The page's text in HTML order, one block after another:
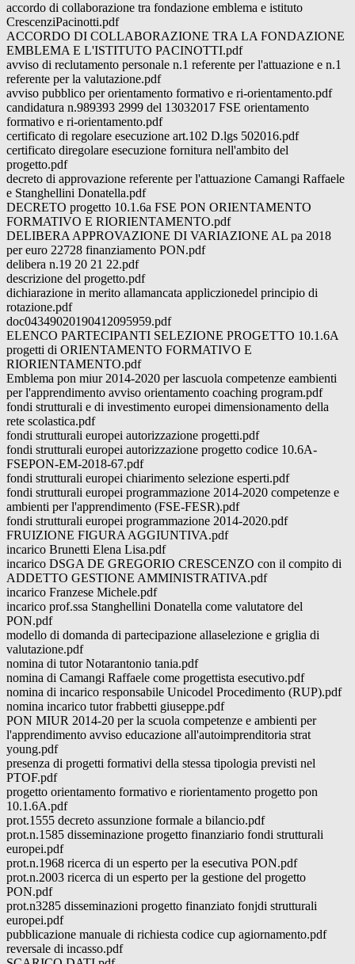
accordo di collaborazione tra fondazione emblema e istituto
CrescenziPacinotti.pdf
ACCORDO DI COLLABORAZIONE TRA LA FONDAZIONE
EMBLEMA E L'ISTITUTO PACINOTTI.pdf
avviso di reclutamento personale n.1 referente per l'attuazione e n.1
referente per la valutazione.pdf
avviso pubblico per orientamento formativo e ri-orientamento.pdf
candidatura n.989393 2999 del 13032017 FSE orientamento
formativo e ri-orientamento.pdf
certificato di regolare esecuzione art.102 D.lgs 502016.pdf
certificato diregolare esecuzione fornitura nell'ambito del
progetto.pdf
decreto di approvazione referente per l'attuazione Camangi Raffaele
e Stanghellini Donatella.pdf
DECRETO progetto 10.1.6a FSE PON ORIENTAMENTO
FORMATIVO E RIORIENTAMENTO.pdf
DELIBERA APPROVAZIONE DI VARIAZIONE AL pa 2018
per euro 22728 finanziamento PON.pdf
delibera n.19 20 21 22.pdf
descrizione del progetto.pdf
dichiarazione in merito allamancata appliczionedel principio di
rotazione.pdf
doc04349020190412095959.pdf
ELENCO PARTECIPANTI SELEZIONE PROGETTO 10.1.6A
progetti di ORIENTAMENTO FORMATIVO E
RIORIENTAMENTO.pdf
Emblema pon miur 2014-2020 per lascuola competenze eambienti
per l'apprendimento avviso orientamento coaching program.pdf
fondi strutturali e di investimento europei dimensionamento della
rete scolastica.pdf
fondi strutturali europei autorizzazione progetti.pdf
fondi strutturali europei autorizzazione progetto codice 10.6A-
FSEPON-EM-2018-67.pdf
fondi strutturali europei chiarimento selezione esperti.pdf
fondi strutturali europei programmazione 2014-2020 competenze e
ambienti per l'apprendimento (FSE-FESR).pdf
fondi strutturali europei programmazione 2014-2020.pdf
FRUIZIONE FIGURA AGGIUNTIVA.pdf
incarico Brunetti Elena Lisa.pdf
incarico DSGA DE GREGORIO CRESCENZO con il compito di
ADDETTO GESTIONE AMMINISTRATIVA.pdf
incarico Franzese Michele.pdf
incarico prof.ssa Stanghellini Donatella come valutatore del
PON.pdf
modello di domanda di partecipazione allaselezione e griglia di
valutazione.pdf
nomina di tutor Notarantonio tania.pdf
nomina di Camangi Raffaele come progettista esecutivo.pdf
nomina di incarico responsabile Unicodel Procedimento (RUP).pdf
nomina incarico tutor frabbetti giuseppe.pdf
PON MIUR 2014-20 per la scuola competenze e ambienti per
l'apprendimento avviso educazione all'autoimprenditoria strat
young.pdf
presenza di progetti formativi della stessa tipologia previsti nel
PTOF.pdf
progetto orientamento formativo e riorientamento progetto pon
10.1.6A.pdf
prot.1555 decreto assunzione formale a bilancio.pdf
prot.n.1585 disseminazione progetto finanziario fondi strutturali
europei.pdf
prot.n.1968 ricerca di un esperto per la esecutiva PON.pdf
prot.n.2003 ricerca di un esperto per la gestione del progetto
PON.pdf
prot.n3285 disseminazioni progetto finanziato fonjdi strutturali
europei.pdf
pubblicazione manuale di richiesta codice cup agiornamento.pdf
reversale di incasso.pdf